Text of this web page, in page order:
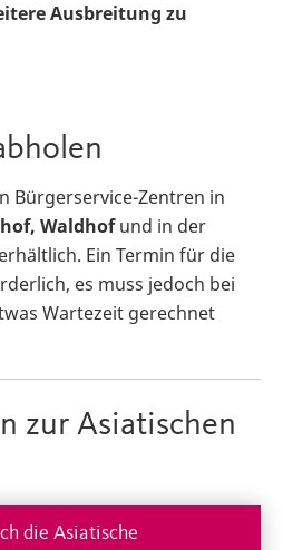
Ausbreitung zu
Bürgerservice-Zentren in
Waldhofund in der
Ein Termin für die
es muss jedoch bei
Wartezeit gerechnet
zur Asiatischen
die Asiatische